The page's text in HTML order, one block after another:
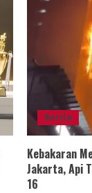
Berita
Kebakaran
Jakarta, Api
16